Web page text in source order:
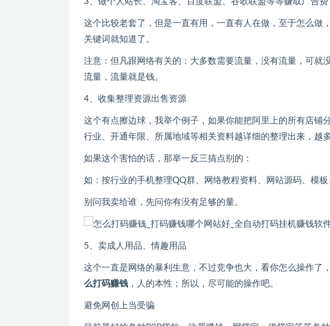
这个比较老套了，但是一直有用，一直有人在做，至于怎么做
关键词就知道了。
注意：但凡跟网络有关的：大多数需要流量，没有流量，可就
流量，流量就是钱。
4、收集整理资源出售资源
这个有点擦边球，我举个例子，如果你能把阿里上的所有店铺
行业、开通年限、所属地域等相关资料越详细的整理出来，越
如果这个害怕的话，那举一反三搞点别的：
如：按行业的手机整理QQ群、网络教程资料、网站源码、模板
别问我卖给谁，先问你有没有足够的量。
5、卖成人用品、情趣用品
这个一直是网络的暴利生意，不过竞争也大，看你怎么操作了
么打码赚钱 ，人的本性；所以，尽可能的操作吧。
避免网创上当受骗